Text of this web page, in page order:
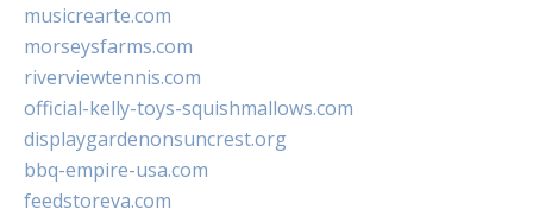
musicrearte.com
morseysfarms.com
riverviewtennis.com
official-kelly-toys-squishmallows.com
displaygardenonsuncrest.org
bbq-empire-usa.com
feedstoreva.com